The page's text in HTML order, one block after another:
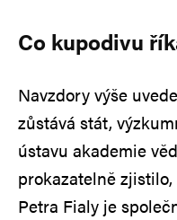
Co kupodivu
Navzdory výše
zůstává stát,
ústavu akademie
prokazatelně
Petra Fialy je